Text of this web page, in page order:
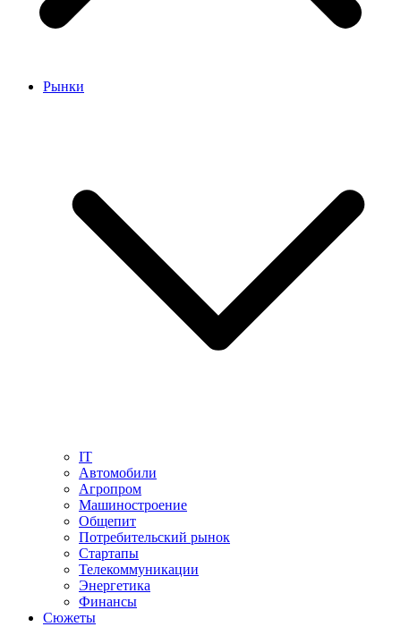
Рынки
IT
Автомобили
Агропром
Машиностроение
Общепит
Потребительский рынок
Стартапы
Телекоммуникации
Энергетика
Финансы
Сюжеты